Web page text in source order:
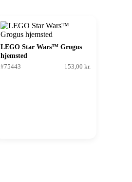
LEGO Star Wars™ Grogus
hjemsted
#75443
153,00 kr.